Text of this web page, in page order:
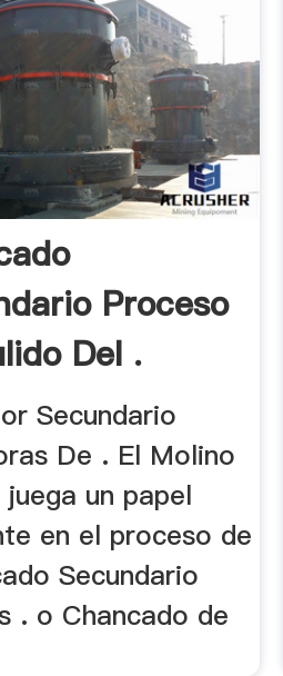
Proceso
Del .
Secundario
De . El Molino
un papel
en el proceso de
Secundario
. o Chancado de